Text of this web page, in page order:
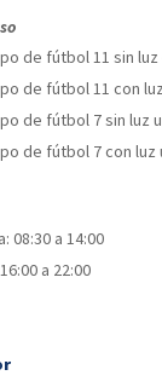
de fútbol 11 sin
de fútbol 11 con
de fútbol 7 sin luz
de fútbol 7 con luz
08:30 a 14:00
a 22:00